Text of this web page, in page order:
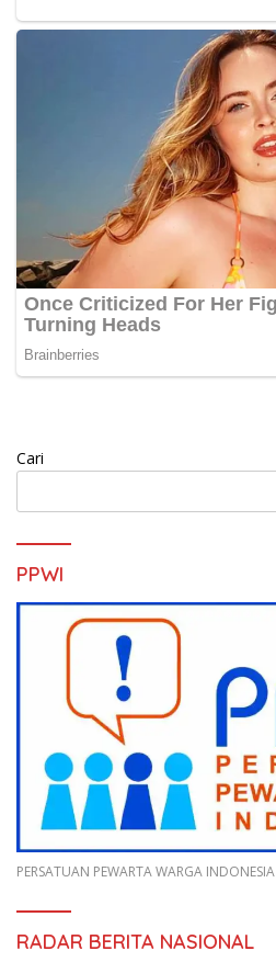
Cari
PPWI
PERSATUAN PEWARTA WARGA INDONESIA
RADAR BERITA NASIONAL